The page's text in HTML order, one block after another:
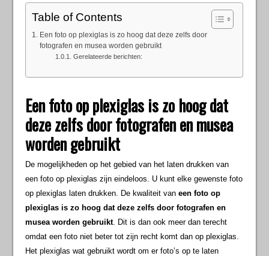
Table of Contents
Een foto op plexiglas is zo hoog dat deze zelfs door
fotografen en musea worden gebruikt
Gerelateerde berichten:
Een foto op plexiglas is zo hoog dat
deze zelfs door fotografen en musea
worden gebruikt
De mogelijkheden op het gebied van het laten drukken van
een foto op plexiglas zijn eindeloos. U kunt elke gewenste foto
op plexiglas laten drukken. De kwaliteit vaneen foto op
plexiglas is zo hoog dat deze zelfs door fotografen en
musea worden gebruikt. Dit is dan ook meer dan terecht
omdat een foto niet beter tot zijn recht komt dan op plexiglas.
Het plexiglas wat gebruikt wordt om er foto’s op te laten